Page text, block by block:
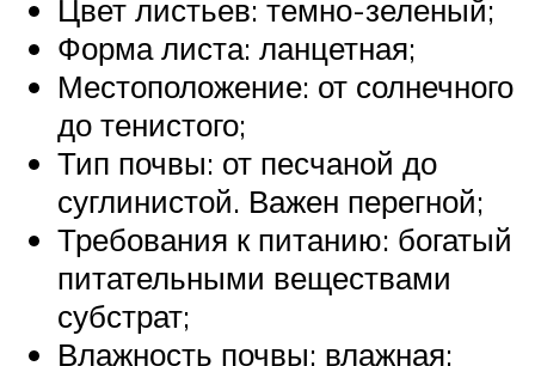
Цвет листьев: темно-зеленый;
Форма листа: ланцетная;
Местоположение: от солнечного
до тенистого;
Тип почвы: от песчаной до
суглинистой. Важен перегной;
Требования к питанию: богатый
питательными веществами
субстрат;
Влажность почвы: влажная;